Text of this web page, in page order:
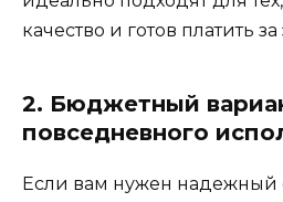
качество и готов платить за
2. Бюджетный
повседневного
Если вам нужен надежный